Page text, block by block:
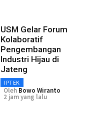
USM Gelar Forum
Kolaboratif
Pengembangan
Industri Hijau di
Jateng
IPTEK
Oleh Bowo Wiranto
2 jam yang lalu